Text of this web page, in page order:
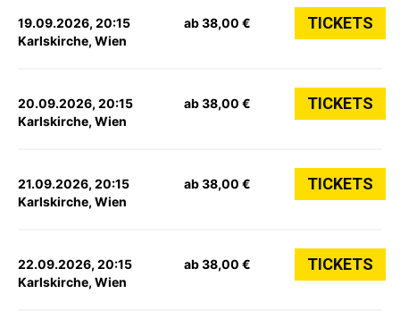
19.09.2026, 20:15
Karlskirche, Wien
ab 38,00 € TICKETS
20.09.2026, 20:15
Karlskirche, Wien
ab 38,00 € TICKETS
21.09.2026, 20:15
Karlskirche, Wien
ab 38,00 € TICKETS
22.09.2026, 20:15
Karlskirche, Wien
ab 38,00 € TICKETS